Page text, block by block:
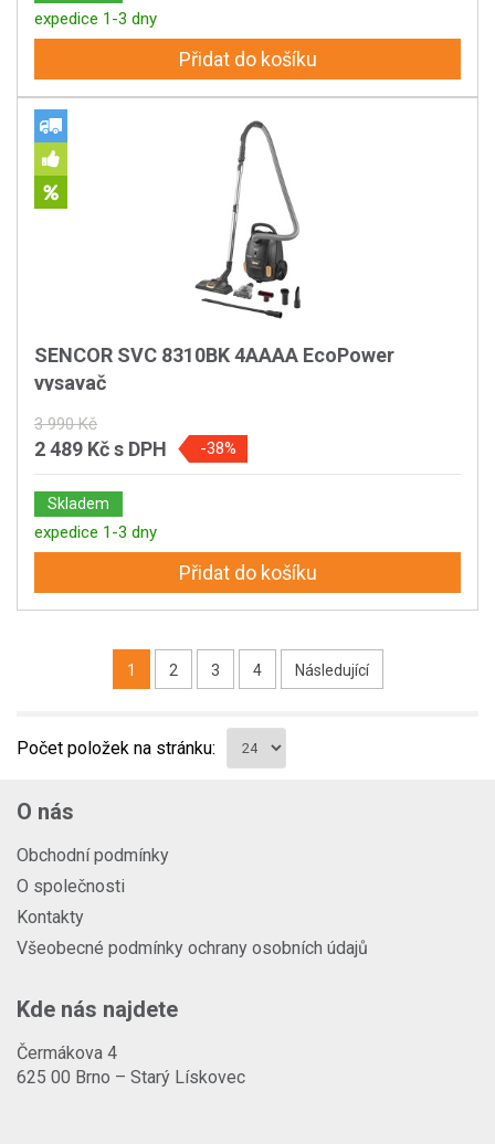
expedice 1-3 dny
Přidat do košíku
SENCOR SVC 8310BK 4AAAA EcoPower
vysavač
3 990 Kč
2 489 Kčs DPH -38%
Skladem
expedice 1-3 dny
Přidat do košíku
1 2 3 4 Následující
Počet položek na stránku:
O nás
Obchodní podmínky
O společnosti
Kontakty
Všeobecné podmínky ochrany osobních údajů
Kde nás najdete
Čermákova 4
625 00 Brno – Starý Lískovec